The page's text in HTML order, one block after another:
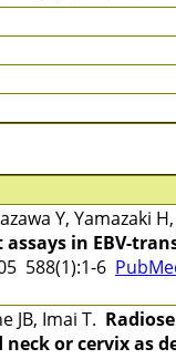
Y, Yamazaki
in EBV-
588(1):1-6
JB, Imai T.
or cervix as